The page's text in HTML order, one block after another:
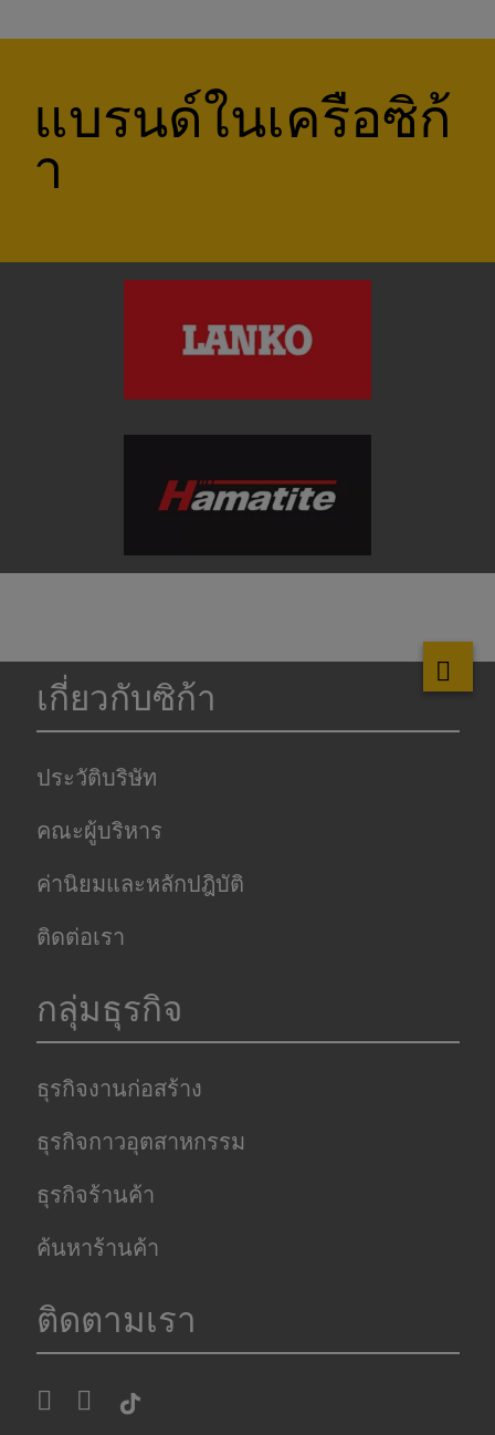
แบรนด์ในเครือซิก้
า
เกี่ยวกับซิก้า
ประวัติบริษัท
คณะผู้บริหาร
ค่านิยมและหลักปฎิบัติ
ติดต่อเรา
กลุ่มธุรกิจ
ธุรกิจงานก่อสร้าง
ธุรกิจกาวอุตสาหกรรม
ธุรกิจร้านค้า
ค้นหาร้านค้า
ติดตามเรา